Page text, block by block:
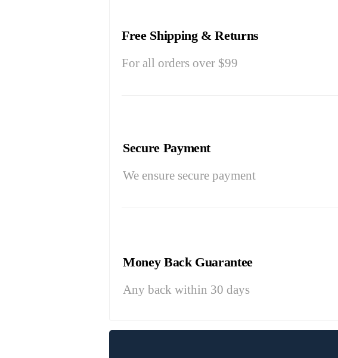
Free Shipping & Returns
For all orders over $99
Secure Payment
We ensure secure payment
Money Back Guarantee
Any back within 30 days